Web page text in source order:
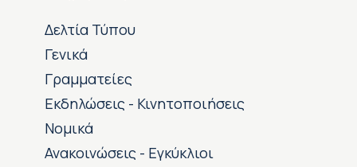
Δελτία Τύπου
Γενικά
Γραμματείες
Εκδηλώσεις - Κινητοποιήσεις
Νομικά
Ανακοινώσεις - Εγκύκλιοι